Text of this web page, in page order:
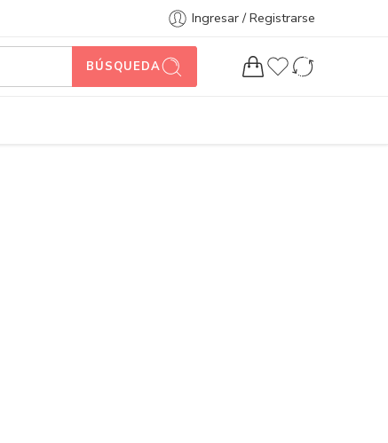
Ingresar / Registrarse
BÚSQUEDA